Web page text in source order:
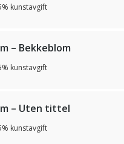
kunstavgift
– Bekkeblom
kunstavgift
– Uten tittel
kunstavgift